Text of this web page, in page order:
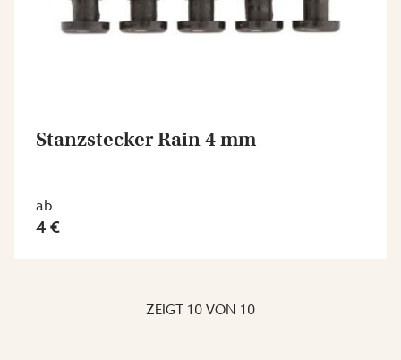
Stanzstecker Rain 4 mm
ab
4 €
ZEIGT 10VON 10